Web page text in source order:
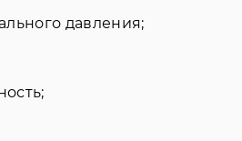
давления;